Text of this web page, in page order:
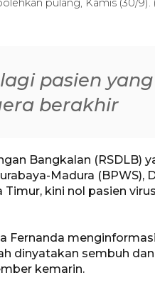
pulang, Kamis (30/9).
pasien yang
berakhir
Bangkalan (RSDLB)
Madura (BPWS),
kini nol pasien
Fernanda
dinyatakan sembuh dan
kemarin.